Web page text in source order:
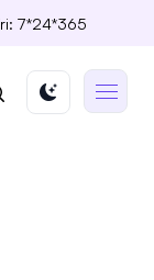
7*24*365